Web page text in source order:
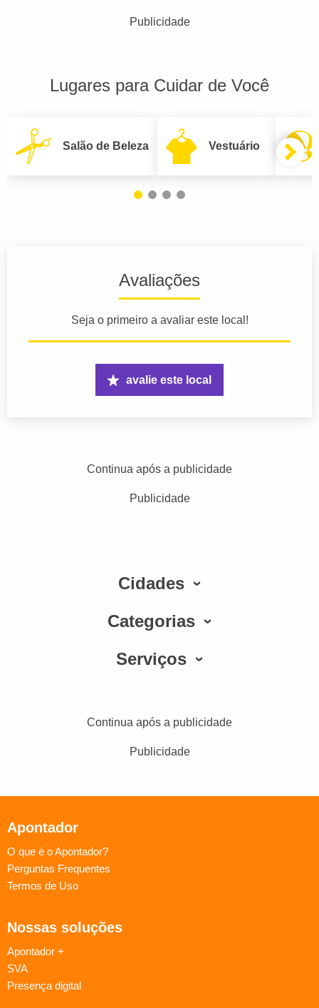
Publicidade
Lugares para Cuidar de Você
Salão de Beleza Vestuário
Avaliações
Seja o primeiro a avaliar este local!
avalie este local
Continua após a publicidade
Publicidade
Cidades
Categorias
Serviços
Continua após a publicidade
Publicidade
Apontador
O que é o Apontador?
Perguntas Frequentes
Termos de Uso
Nossas soluções
Apontador +
SVA
Presença digital